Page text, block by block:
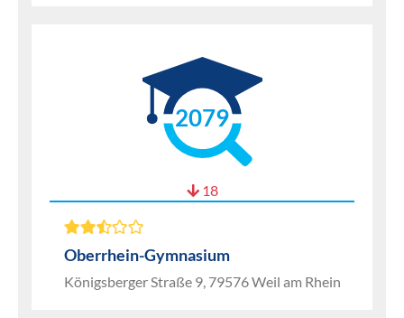
2079
18
Oberrhein-Gymnasium
Königsberger Straße 9, 79576 Weil am Rhein